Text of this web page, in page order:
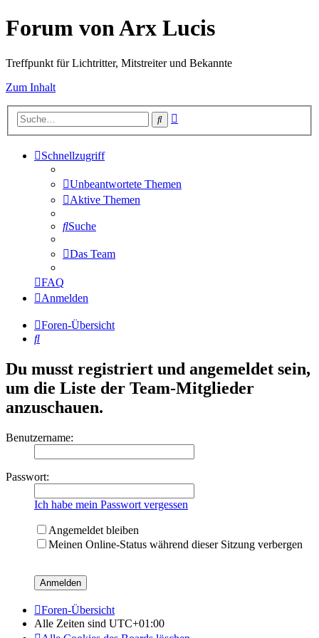
Forum von Arx Lucis
Treffpunkt für Lichtritter, Mitstreiter und Bekannte
Zum Inhalt
Suche
Schnellzugriff
Unbeantwortete Themen
Aktive Themen
Suche
Das Team
FAQ
Anmelden
Foren-Übersicht
Suche
Du musst registriert und angemeldet sein,
um die Liste der Team-Mitglieder
anzuschauen.
Benutzername:
Passwort:
Ich habe mein Passwort vergessen
Angemeldet bleiben
Meinen Online-Status während dieser Sitzung verbergen
Foren-Übersicht
Alle Zeiten sind UTC+01:00